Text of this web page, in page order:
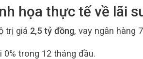
họa thực tế về lãi
trị giá 2,5 tỷ đồng, vay ngân hàng
0% trong 12 tháng đầu.